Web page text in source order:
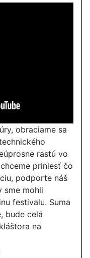
obraciame sa
rastú vo
priniesť čo
podporte náš
sme mohli
festivalu. Suma
bude celá
na